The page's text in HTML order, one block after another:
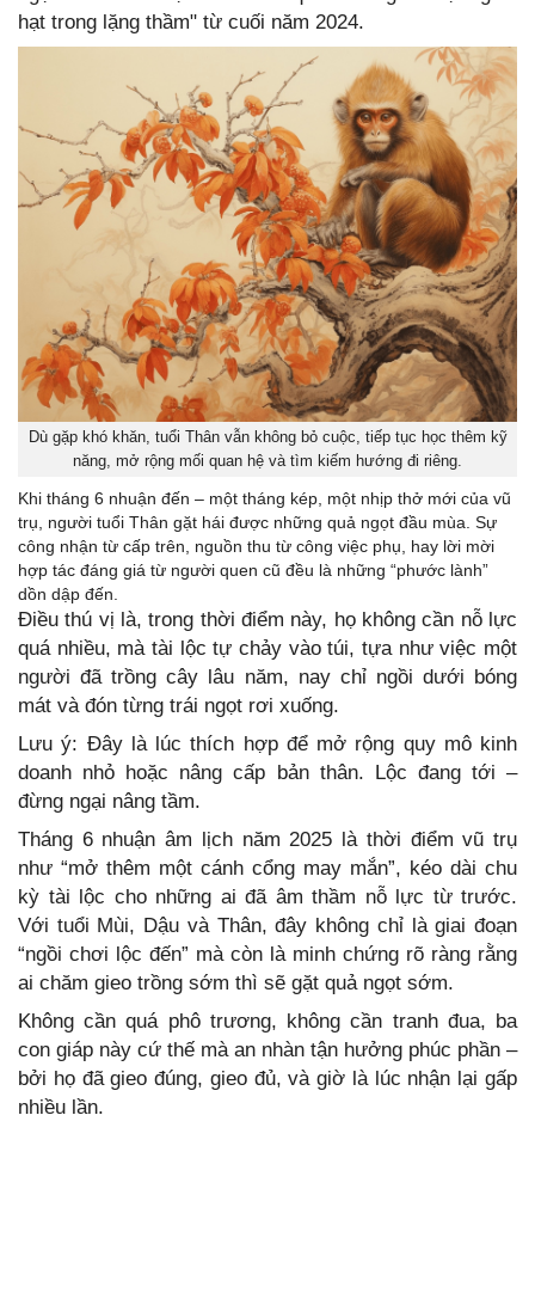
hạt trong lặng thầm" từ cuối năm 2024.
Dù gặp khó khăn, tuổi Thân vẫn không bỏ cuộc, tiếp tục học thêm kỹ
năng, mở rộng mối quan hệ và tìm kiếm hướng đi riêng.
Khi tháng 6 nhuận đến – một tháng kép, một nhịp thở mới của vũ
trụ, người tuổi Thân gặt hái được những quả ngọt đầu mùa. Sự
công nhận từ cấp trên, nguồn thu từ công việc phụ, hay lời mời
hợp tác đáng giá từ người quen cũ đều là những “phước lành”
dồn dập đến.
Điều thú vị là, trong thời điểm này, họ không cần nỗ lực
quá nhiều, mà tài lộc tự chảy vào túi, tựa như việc một
người đã trồng cây lâu năm, nay chỉ ngồi dưới bóng
mát và đón từng trái ngọt rơi xuống.
Lưu ý: Đây là lúc thích hợp để mở rộng quy mô kinh
doanh nhỏ hoặc nâng cấp bản thân. Lộc đang tới –
đừng ngại nâng tầm.
Tháng 6 nhuận âm lịch năm 2025 là thời điểm vũ trụ
như “mở thêm một cánh cổng may mắn”, kéo dài chu
kỳ tài lộc cho những ai đã âm thầm nỗ lực từ trước.
Với tuổi Mùi, Dậu và Thân, đây không chỉ là giai đoạn
“ngồi chơi lộc đến” mà còn là minh chứng rõ ràng rằng
ai chăm gieo trồng sớm thì sẽ gặt quả ngọt sớm.
Không cần quá phô trương, không cần tranh đua, ba
con giáp này cứ thế mà an nhàn tận hưởng phúc phần –
bởi họ đã gieo đúng, gieo đủ, và giờ là lúc nhận lại gấp
nhiều lần.